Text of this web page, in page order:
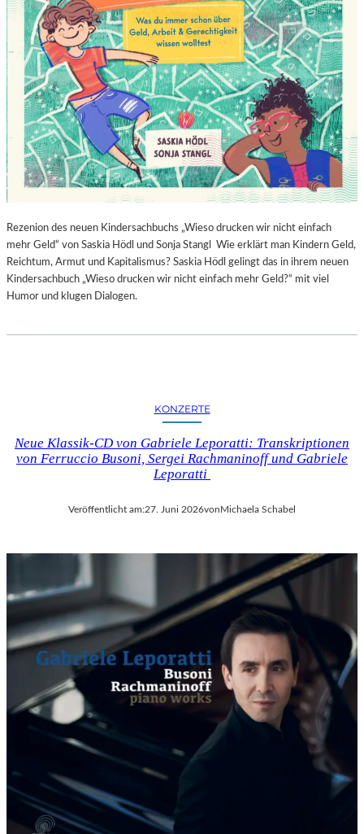
Rezenion des neuen Kindersachbuchs „Wieso drucken wir nicht einfach
mehr Geld“ von Saskia Hödl und Sonja Stangl Wie erklärt man Kindern Geld,
Reichtum, Armut und Kapitalismus? Saskia Hödl gelingt das in ihrem neuen
Kindersachbuch „Wieso drucken wir nicht einfach mehr Geld?“ mit viel
Humor und klugen Dialogen.
KONZERTE
Neue Klassik-CD von Gabriele Leporatti: Transkriptionen
von Ferruccio Busoni, Sergei Rachmaninoff und Gabriele
Leporatti
Veröffentlicht am:27. Juni 2026vonMichaela Schabel